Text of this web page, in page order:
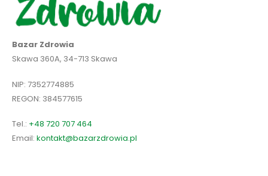
Bazar Zdrowia
Skawa 360A, 34-713 Skawa
NIP: 7352774885
REGON: 384577615
Tel.: +48 720 707 464
Email: kontakt@bazarzdrowia.pl